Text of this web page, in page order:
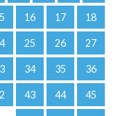
16 17 18
25 26 27
34 35 36
43 44 45